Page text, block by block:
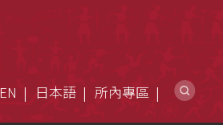
EN 日本語 所內專區